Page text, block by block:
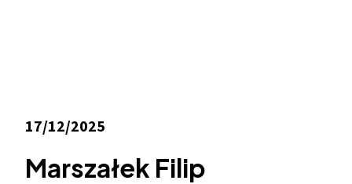
17/12/2025
Marszałek Filip